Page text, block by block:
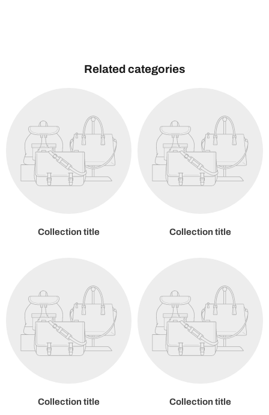
Related categories
Collection title Collection title
Collection title Collection title